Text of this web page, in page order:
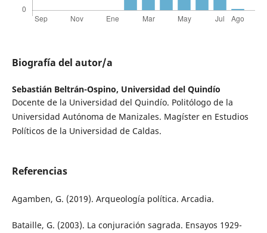
Biografía del autor/a
Sebastián Beltrán-Ospino, Universidad del Quindío
Docente de la Universidad del Quindío. Politólogo de la
Universidad Autónoma de Manizales. Magíster en Estudios
Políticos de la Universidad de Caldas.
Referencias
Agamben, G. (2019). Arqueología política. Arcadia.
Bataille, G. (2003). La conjuración sagrada. Ensayos 1929-